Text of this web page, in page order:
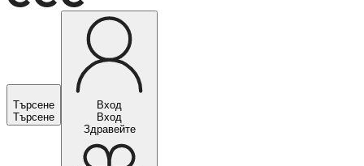
Търсене
Търсене
Вход
Вход
Здравейте